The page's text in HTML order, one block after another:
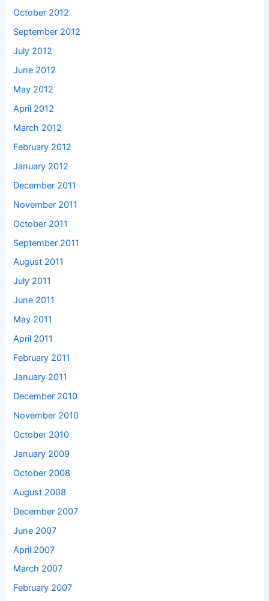
October 2012
September 2012
July 2012
June 2012
May 2012
April 2012
March 2012
February 2012
January 2012
December 2011
November 2011
October 2011
September 2011
August 2011
July 2011
June 2011
May 2011
April 2011
February 2011
January 2011
December 2010
November 2010
October 2010
January 2009
October 2008
August 2008
December 2007
June 2007
April 2007
March 2007
February 2007